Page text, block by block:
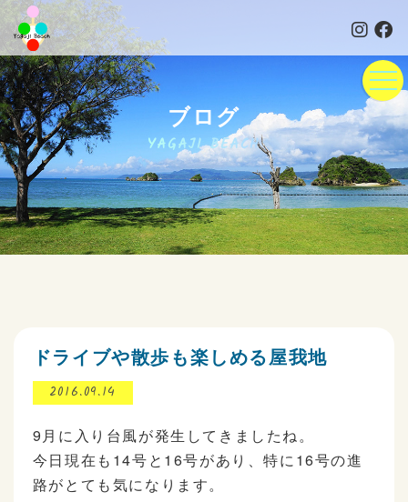
ブログ
YAGAJI BEACH
ドライブや散歩も楽しめる屋我地
2016.09.14
9月に入り台風が発生してきましたね。
今日現在も14号と16号があり、特に16号の進
路がとても気になります。